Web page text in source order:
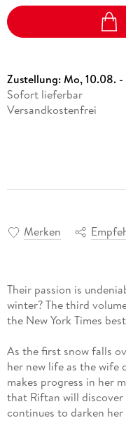
Zustellung:Mo, 10.08.
Sofort lieferbar
Versandkostenfrei
Merken
Their passion is
winter? The third
the New York Times
As the first snow falls
her new life as the wife
makes progress in her
that Riftan will discover
continues to darken her